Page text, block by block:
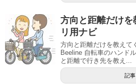
方向と距離だけ
リ用ナビ
方向と距離だけを教えて
Beeline 自転車のハンド
と距離で行き先を教え...
記